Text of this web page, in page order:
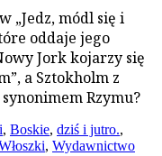
„Jedz, módl się i
oddaje jego
Jork kojarzy się
a Sztokholm z
synonimem Rzymu?
, Boskie, dziś i jutro.,
, Wydawnictwo